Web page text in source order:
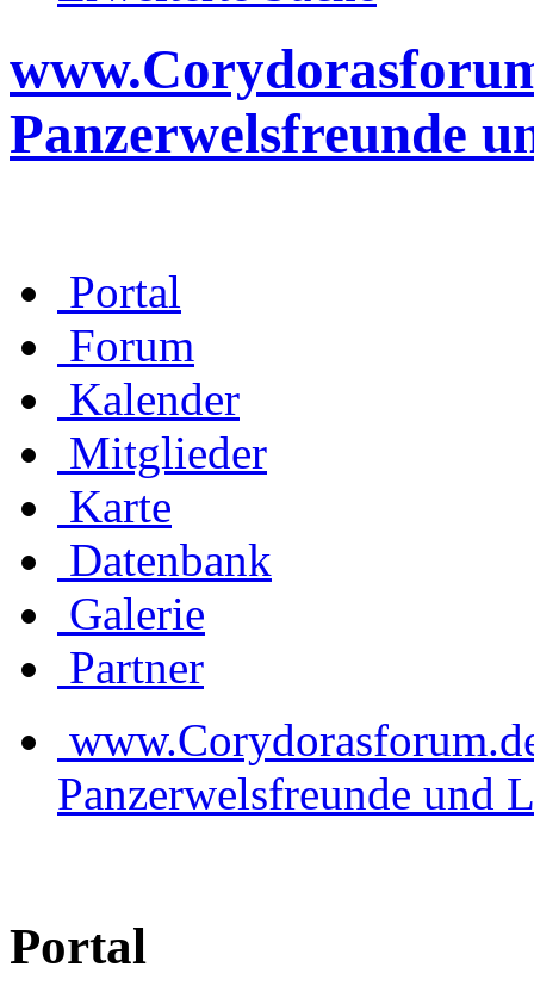
Panzerwelsfreunde
Portal
Forum
Kalender
Mitglieder
Karte
Datenbank
Galerie
Partner
Panzerwelsfreunde und
Portal